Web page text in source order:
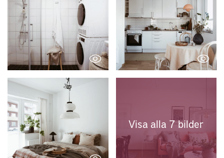
Visa alla 7 bilder